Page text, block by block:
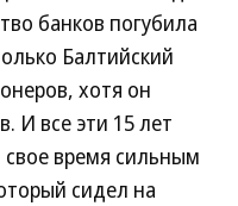
банков погубила
Балтийский
хотя он
И все эти 15 лет
время сильным
сидел на